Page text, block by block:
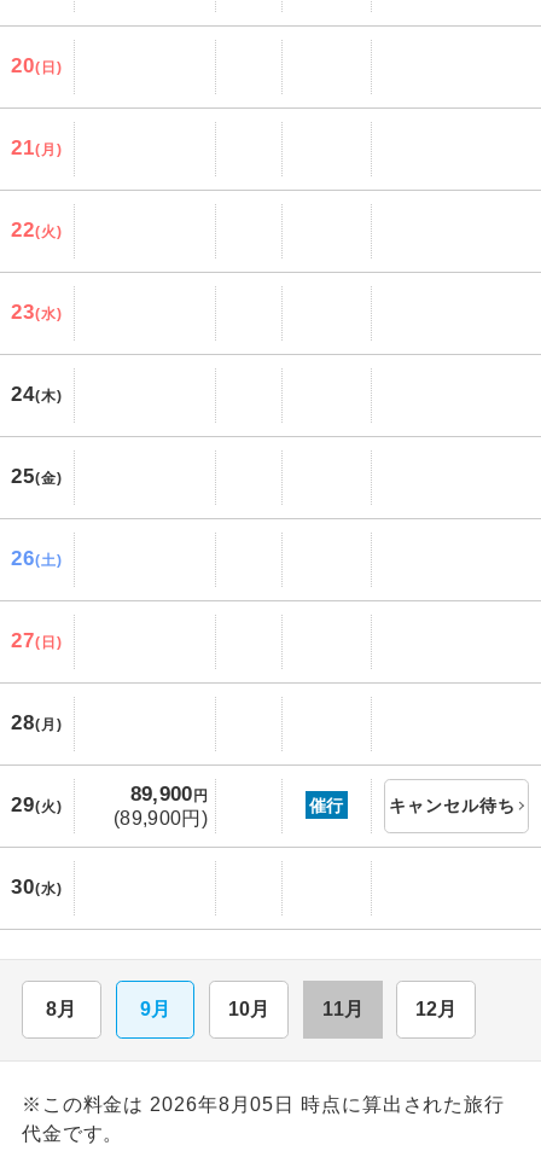
20(日)
21(月)
22(火)
23(水)
24(木)
25(金)
26(土)
27(日)
28(月)
29(火)
89,900円
(89,900円)
催行 キャンセル待ち
30(水)
8月 9月 10月 11月 12月
※この料金は 2026年8月05日 時点に算出された旅行
代金です。